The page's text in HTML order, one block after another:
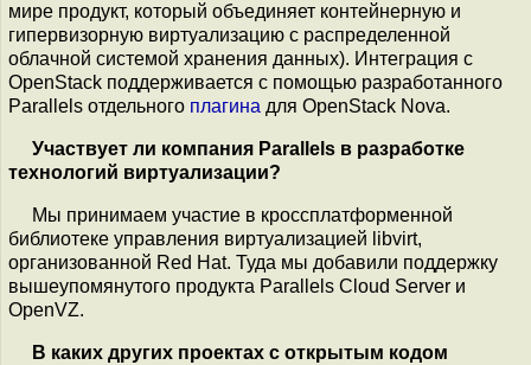
мире продукт, который объединяет контейнерную и
гипервизорную виртуализацию с распределенной
облачной системой хранения данных). Интеграция с
OpenStack поддерживается с помощью разработанного
Parallels отдельного плагина для OpenStack Nova.
Участвует ли компания Parallels в разработке
технологий виртуализации?
Мы принимаем участие в кроссплатформенной
библиотеке управления виртуализацией libvirt,
организованной Red Hat. Туда мы добавили поддержку
вышеупомянутого продукта Parallels Cloud Server и
OpenVZ.
В каких других проектах с открытым кодом